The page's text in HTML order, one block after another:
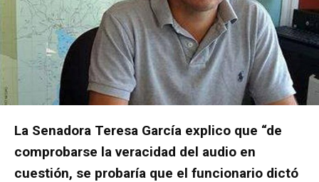
La Senadora Teresa García explico que “de
comprobarse la veracidad del audio en
cuestión, se probaría que el funcionario dictó